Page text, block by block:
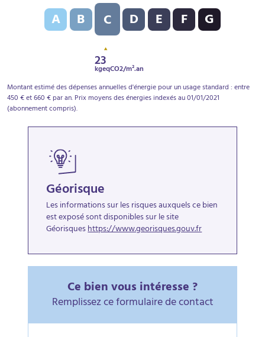
Indice d’émission de gaz à effet de serre (GES) : C - 23
A B C
23
kgeqCO2/m².an
D E F G
Montant estimé des dépenses annuelles d'énergie pour un usage standard : entre
450 € et 660 € par an. Prix moyens des énergies indexés au 01/01/2021
(abonnement compris).
Géorisque
Les informations sur les risques auxquels ce bien
est exposé sont disponibles sur le site
Géorisqueshttps://www.georisques.gouv.fr
Ce bien vous intéresse ?
Remplissez ce formulaire de contact